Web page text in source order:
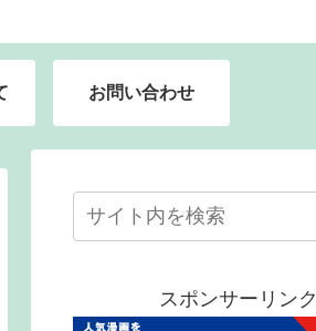
お問い合わせ
スポンサーリンク